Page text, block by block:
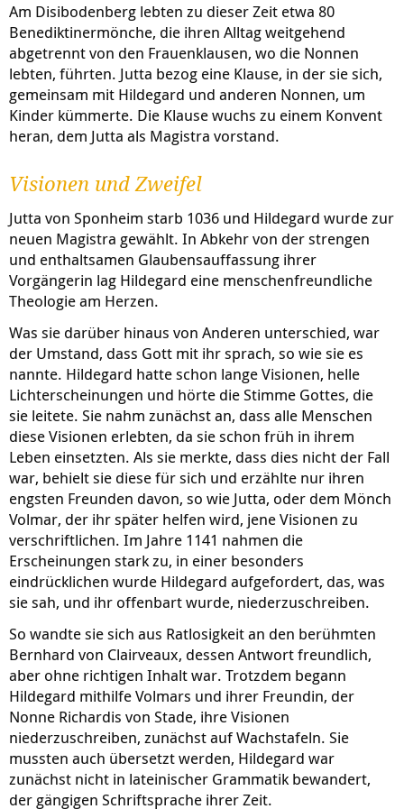
Am Disibodenberg lebten zu dieser Zeit etwa 80
Benediktinermönche, die ihren Alltag weitgehend
abgetrennt von den Frauenklausen, wo die Nonnen
lebten, führten. Jutta bezog eine Klause, in der sie sich,
gemeinsam mit Hildegard und anderen Nonnen, um
Kinder kümmerte. Die Klause wuchs zu einem Konvent
heran, dem Jutta als Magistra vorstand.
Visionen und Zweifel
Jutta von Sponheim starb 1036 und Hildegard wurde zur
neuen Magistra gewählt. In Abkehr von der strengen
und enthaltsamen Glaubensauffassung ihrer
Vorgängerin lag Hildegard eine menschenfreundliche
Theologie am Herzen.
Was sie darüber hinaus von Anderen unterschied, war
der Umstand, dass Gott mit ihr sprach, so wie sie es
nannte. Hildegard hatte schon lange Visionen, helle
Lichterscheinungen und hörte die Stimme Gottes, die
sie leitete. Sie nahm zunächst an, dass alle Menschen
diese Visionen erlebten, da sie schon früh in ihrem
Leben einsetzten. Als sie merkte, dass dies nicht der Fall
war, behielt sie diese für sich und erzählte nur ihren
engsten Freunden davon, so wie Jutta, oder dem Mönch
Volmar, der ihr später helfen wird, jene Visionen zu
verschriftlichen. Im Jahre 1141 nahmen die
Erscheinungen stark zu, in einer besonders
eindrücklichen wurde Hildegard aufgefordert, das, was
sie sah, und ihr offenbart wurde, niederzuschreiben.
So wandte sie sich aus Ratlosigkeit an den berühmten
Bernhard von Clairveaux, dessen Antwort freundlich,
aber ohne richtigen Inhalt war. Trotzdem begann
Hildegard mithilfe Volmars und ihrer Freundin, der
Nonne Richardis von Stade, ihre Visionen
niederzuschreiben, zunächst auf Wachstafeln. Sie
mussten auch übersetzt werden, Hildegard war
zunächst nicht in lateinischer Grammatik bewandert,
der gängigen Schriftsprache ihrer Zeit.